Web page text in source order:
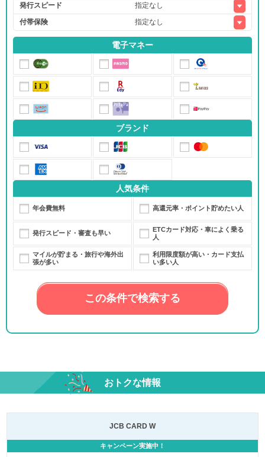
発行スピード
付帯保険
電子マネー
ブランド
人気条件
年会費無料 高還元率・ポイント貯めたい人
発行スピード・審査も早い
ETCカード対応・車によく乗る
人
マイルが貯まる・旅行や海外出
張が多い
利用限度額が高い・カード支払
い多い人
この条件で検索する
おトクな情報
JCB CARD W
キャンペーン実施中！